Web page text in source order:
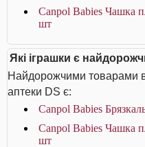
Canpol Babies Чашка
шт
Які іграшки є
Найдорожчими товарами в
аптеки DS є:
Canpol Babies
Canpol Babies Чашка
шт